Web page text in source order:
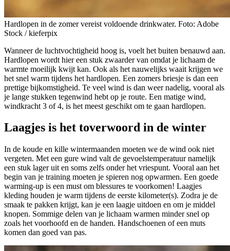
Hardlopen in de zomer vereist voldoende drinkwater. Foto: Adobe
Stock / kieferpix
Wanneer de luchtvochtigheid hoog is, voelt het buiten benauwd aan.
Hardlopen wordt hier een stuk zwaarder van omdat je lichaam de
warmte moeilijk kwijt kan. Ook als het nauwelijks waait krijgen we
het snel warm tijdens het hardlopen. Een zomers briesje is dan een
prettige bijkomstigheid. Te veel wind is dan weer nadelig, vooral als
je lange stukken tegenwind hebt op je route. Een matige wind,
windkracht 3 of 4, is het meest geschikt om te gaan hardlopen.
Laagjes is het toverwoord in de winter
In de koude en kille wintermaanden moeten we de wind ook niet
vergeten. Met een gure wind valt de gevoelstemperatuur namelijk
een stuk lager uit en soms zelfs onder het vriespunt. Vooral aan het
begin van je training moeten je spieren nog opwarmen. Een goede
warming-up is een must om blessures te voorkomen! Laagjes
kleding houden je warm tijdens de eerste kilometer(s). Zodra je de
smaak te pakken krijgt, kan je een laagje uitdoen en om je middel
knopen. Sommige delen van je lichaam warmen minder snel op
zoals het voorhoofd en de handen. Handschoenen of een muts
komen dan goed van pas.